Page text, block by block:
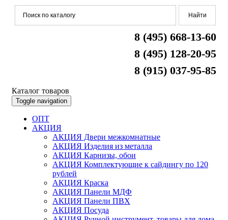
8 (495) 668-13-60
8 (495) 128-20-95
8 (915) 037-95-85
Каталог товаров
Toggle navigation
ОПТ
АКЦИЯ
АКЦИЯ Двери межкомнатные
АКЦИЯ Изделия из металла
АКЦИЯ Карнизы, обои
АКЦИЯ Комплектующие к сайдингу по 120
рублей
АКЦИЯ Краска
АКЦИЯ Панели МДФ
АКЦИЯ Панели ПВХ
АКЦИЯ Посуда